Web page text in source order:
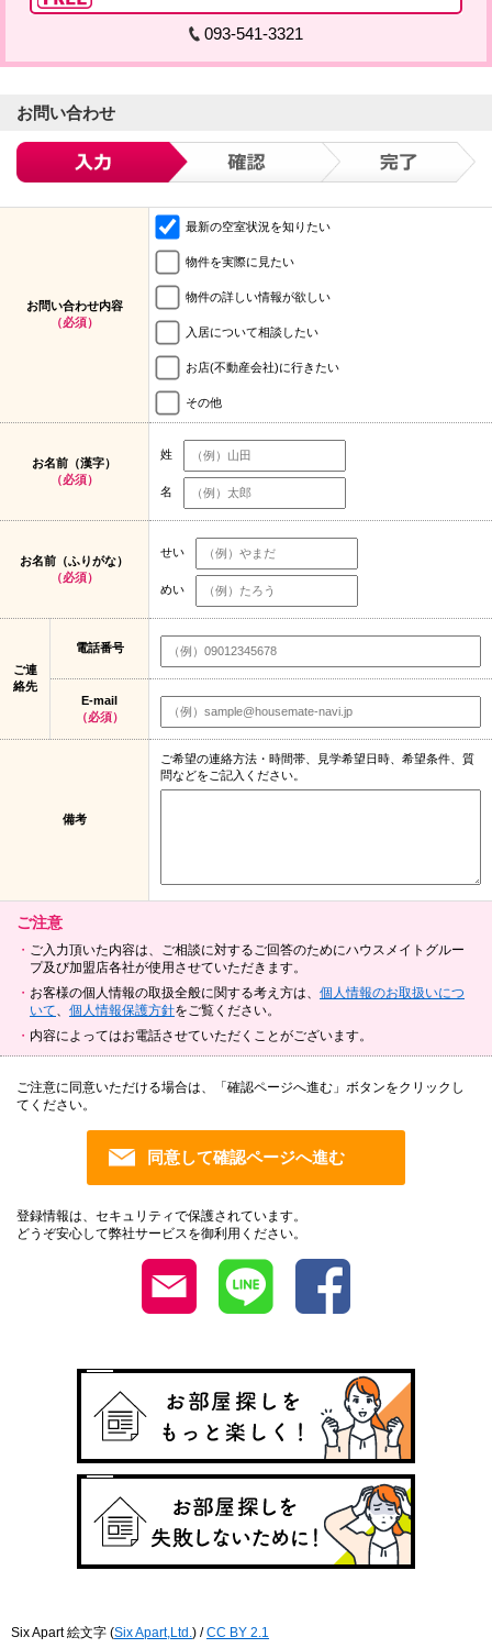
093-541-3321
お問い合わせ
お問い合わせ内容
（必須）
最新の空室状況を知りたい
物件を実際に見たい
物件の詳しい情報が欲しい
入居について相談したい
お店(不動産会社)に行きたい
その他
お名前（漢字）
（必須）
姓
名
お名前（ふりがな）
（必須）
せい
めい
ご連
絡先
電話番号
E-mail
（必須）
備考
ご希望の連絡方法・時間帯、見学希望日時、希望条件、質
問などをご記入ください。
ご注意
ご入力頂いた内容は、ご相談に対するご回答のためにハウスメイトグルー
プ及び加盟店各社が使用させていただきます。
お客様の個人情報の取扱全般に関する考え方は、 個人情報のお取扱いにつ
いて
個人情報保護方針をご覧ください。
内容によってはお電話させていただくことがございます。
ご注意に同意いただける場合は、「確認ページへ進む」ボタンをクリックし
てください。
登録情報は、セキュリティで保護されています。
どうぞ安心して弊社サービスを御利用ください。
Six Apart 絵文字 (Six Apart,Ltd. ) /CC BY 2.1